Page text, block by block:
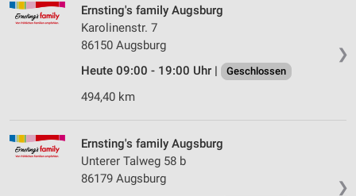
❯
Ernsting's family Augsburg
Karolinenstr. 7
86150 Augsburg
Heute 09:00 - 19:00 Uhr |
Geschlossen
494,40 km
❯
Ernsting's family Augsburg
Unterer Talweg 58 b
86179 Augsburg